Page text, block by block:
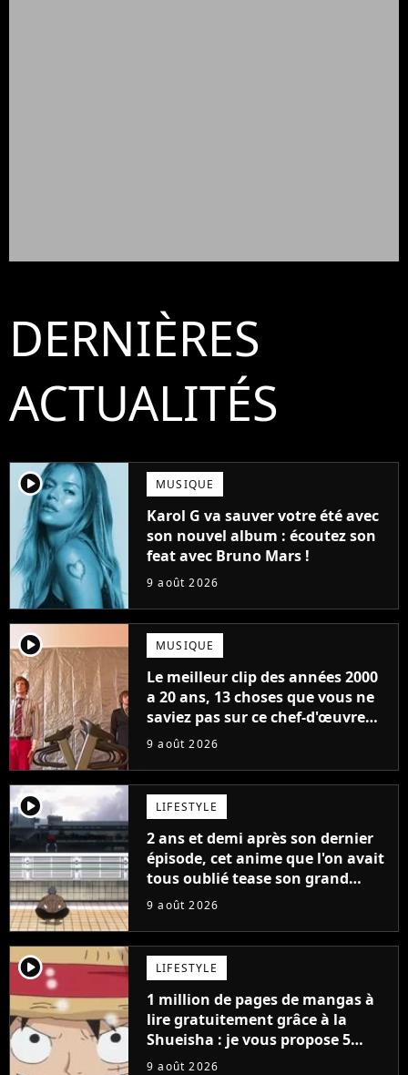
DERNIÈRES
ACTUALITÉS
player2 MUSIQUE
Karol G va sauver votre été avec
son nouvel album : écoutez son
feat avec Bruno Mars !
9 août 2026
player2 MUSIQUE
Le meilleur clip des années 2000
a 20 ans, 13 choses que vous ne
saviez pas sur ce chef-d'œuvre
qui a révolutionné YouTube
9 août 2026
player2 LIFESTYLE
2 ans et demi après son dernier
épisode, cet anime que l'on avait
tous oublié tease son grand
retour
9 août 2026
player2 LIFESTYLE
1 million de pages de mangas à
lire gratuitement grâce à la
Shueisha : je vous propose 5
mangas jamais sortis en France
9 août 2026